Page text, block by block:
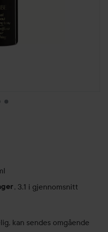
, 3.1 i gjennomsnitt
kan sendes omgående